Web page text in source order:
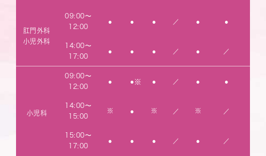
肛門外科
小児外科
09:00〜
12:00
● ● ● ／ ● ●
14:00〜
17:00
● ● ● ／ ● ／
小児科
09:00〜
12:00
● ●※ ● ／ ● ●
14:00〜
15:00
※ ● ※ ／ ※ ／
15:00〜
17:00
● ● ● ／ ● ／